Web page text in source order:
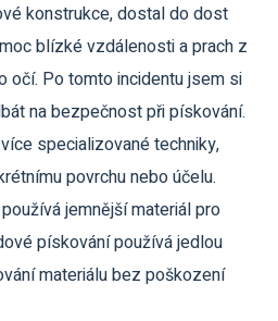
konstrukce, dostal do dost
blízké vzdálenosti a prach z
očí. Po tomto incidentu jsem si
na bezpečnost při pískování.
specializované techniky,
povrchu nebo účelu.
jemnější materiál pro
pískování používá jedlou
materiálu bez poškození